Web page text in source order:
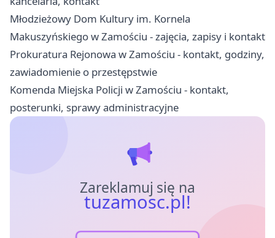
Młodzieżowy Dom Kultury im. Kornela
Makuszyńskiego w Zamościu - zajęcia, zapisy i kontakt
Prokuratura Rejonowa w Zamościu - kontakt, godziny,
zawiadomienie o przestępstwie
Komenda Miejska Policji w Zamościu - kontakt,
posterunki, sprawy administracyjne
Zareklamuj się na
tuzamosc.pl!